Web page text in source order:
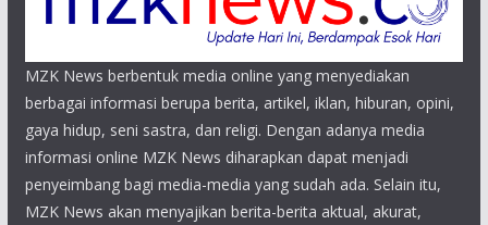
MZK News berbentuk media online yang menyediakan
berbagai informasi berupa berita, artikel, iklan, hiburan, opini,
gaya hidup, seni sastra, dan religi. Dengan adanya media
informasi online MZK News diharapkan dapat menjadi
penyeimbang bagi media-media yang sudah ada. Selain itu,
MZK News akan menyajikan berita-berita aktual, akurat,